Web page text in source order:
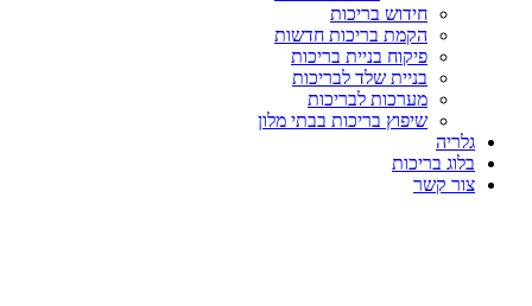
חידוש בריכות
הקמת בריכות חדשות
פיקוח בניית בריכות
בניית שלד לבריכות
מערכות לבריכות
שיפוץ בריכות בבתי מלון
גלריה
בלוג בריכות
צור קשר